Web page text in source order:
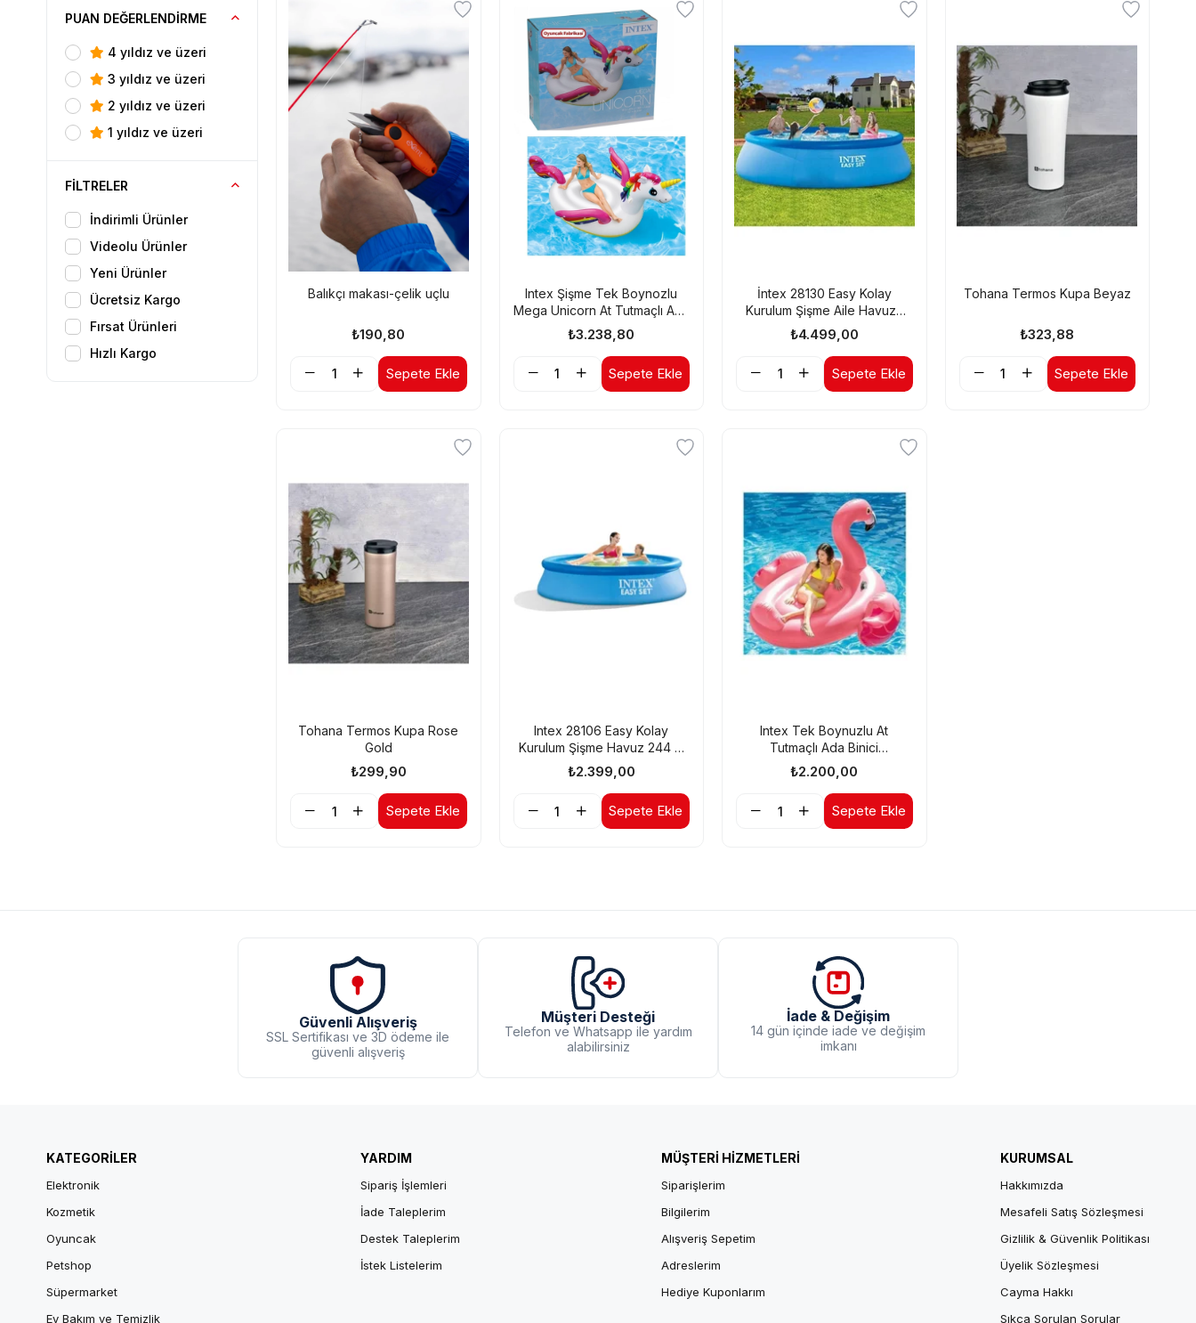
PUAN DEĞERLENDIRME
4 yıldız ve üzeri
3 yıldız ve üzeri
2 yıldız ve üzeri
1 yıldız ve üzeri
FILTRELER
İndirimli Ürünler
Videolu Ürünler
Yeni Ürünler
Ücretsiz Kargo
Fırsat Ürünleri
Hızlı Kargo
Balıkçı makası-çelik uçlu
₺190,80
Sepete Ekle
Intex Şişme Tek Boynozlu
Mega Unicorn At Tutmaçlı Ada
Binici 287x193x165 Cm
₺3.238,80
Sepete Ekle
İntex 28130 Easy Kolay
Kurulum Şişme Aile Havuzu
366x76cm
₺4.499,00
Sepete Ekle
Tohana Termos Kupa Beyaz
₺323,88
Sepete Ekle
Tohana Termos Kupa Rose
Gold
₺299,90
Sepete Ekle
Intex 28106 Easy Kolay
Kurulum Şişme Havuz 244 X
61 Cm
₺2.399,00
Sepete Ekle
Intex Tek Boynuzlu At
Tutmaçlı Ada Binici
201x140x97 Cm
₺2.200,00
Sepete Ekle
Güvenli Alışveriş
SSL Sertifikası ve 3D ödeme ile
güvenli alışveriş
Müşteri Desteği
Telefon ve Whatsapp ile yardım
alabilirsiniz
İade & Değişim
14 gün içinde iade ve değişim
imkanı
KATEGORİLER
Elektronik
Kozmetik
Oyuncak
Petshop
Süpermarket
Ev Bakım ve Temizlik
YARDIM
Sipariş İşlemleri
İade Taleplerim
Destek Taleplerim
İstek Listelerim
MÜŞTERİ HİZMETLERİ
Siparişlerim
Bilgilerim
Alışveriş Sepetim
Adreslerim
Hediye Kuponlarım
KURUMSAL
Hakkımızda
Mesafeli Satış Sözleşmesi
Gizlilik & Güvenlik Politikası
Üyelik Sözleşmesi
Cayma Hakkı
Sıkça Sorulan Sorular